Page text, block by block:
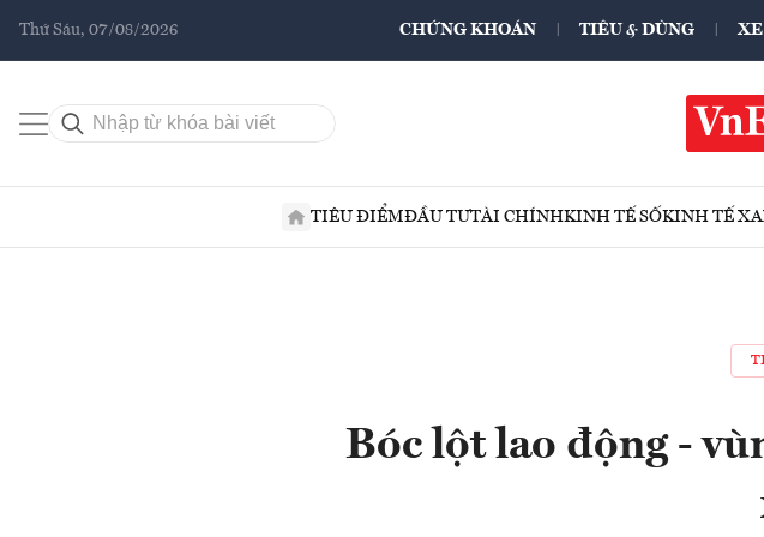
Thứ Sáu, 07/08/2026 CHỨNG KHOÁN TIÊU & DÙNG XE
TIÊU ĐIỂMĐẦU TƯTÀI CHÍNHKINH TẾ SỐKINH TẾ
Bóc lột lao động -